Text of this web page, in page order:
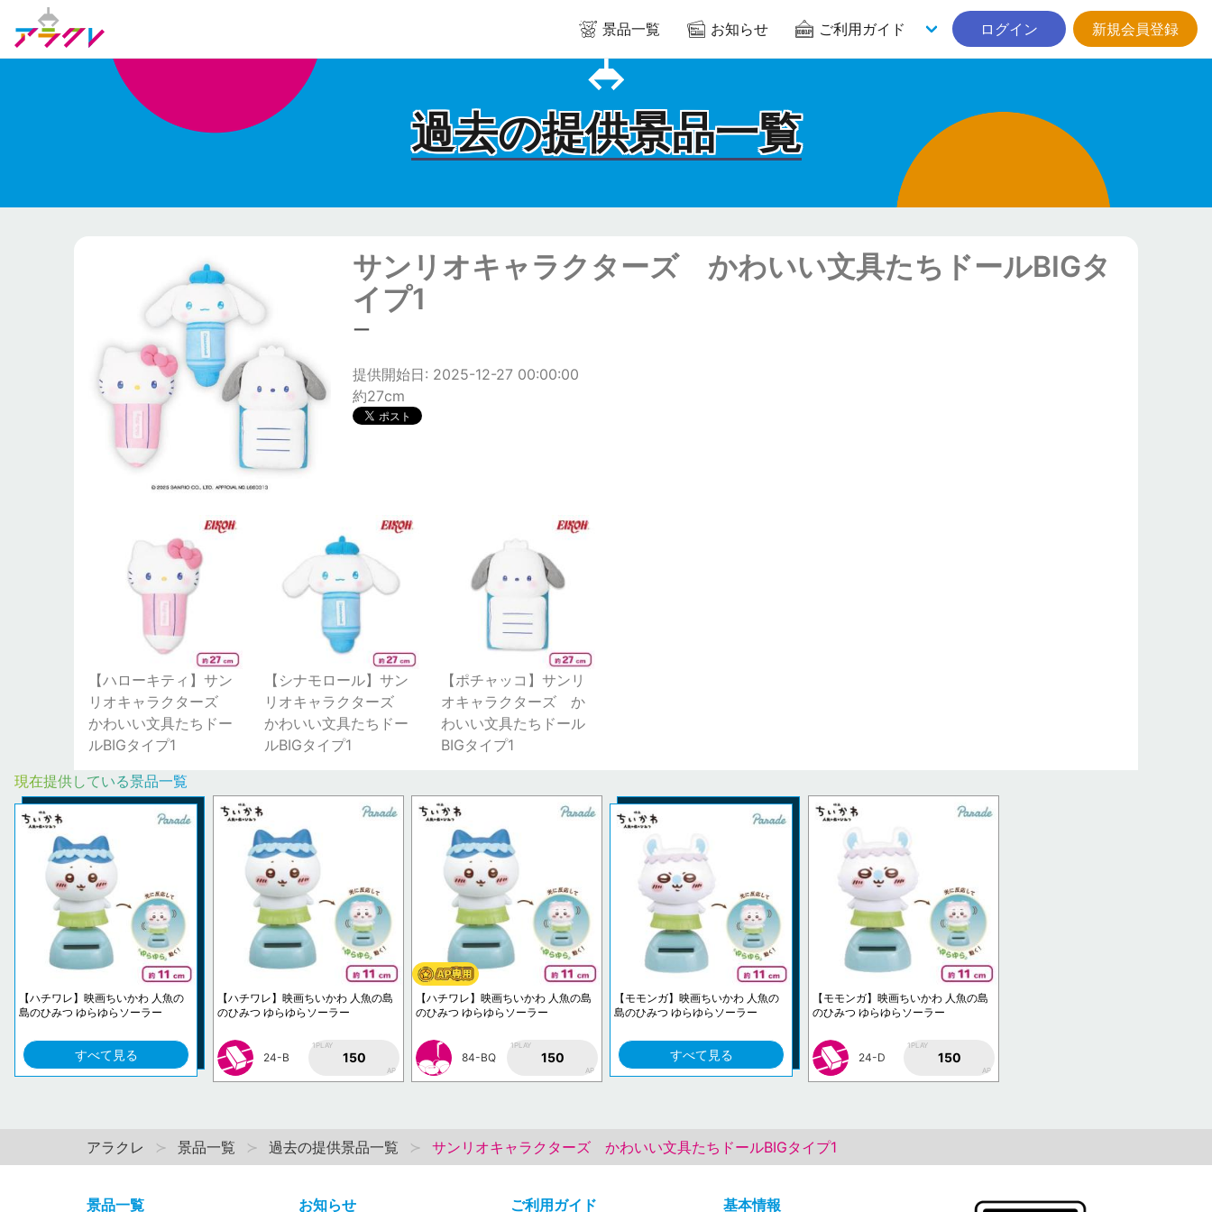
景品一覧 お知らせ ご利用ガイド ログイン 新規会員登録
過去の提供景品一覧
サンリオキャラクターズ かわいい文具たちドールBIGタ
イプ1
ー
提供開始日: 2025-12-27 00:00:00
約27cm
【ハローキティ】サン
リオキャラクターズ
かわいい文具たちドー
ルBIGタイプ1
【シナモロール】サン
リオキャラクターズ
かわいい文具たちドー
ルBIGタイプ1
【ポチャッコ】サンリ
オキャラクターズ か
わいい文具たちドール
BIGタイプ1
現在提供している景品一覧
【ハチワレ】映画ちいかわ 人魚の
島のひみつ ゆらゆらソーラー
すべて見る
【ハチワレ】映画ちいかわ 人魚の島
のひみつ ゆらゆらソーラー
24-B
1PLAY
150
AP
【ハチワレ】映画ちいかわ 人魚の島
のひみつ ゆらゆらソーラー
84-BQ
1PLAY
150
AP
【モモンガ】映画ちいかわ 人魚の
島のひみつ ゆらゆらソーラー
すべて見る
【モモンガ】映画ちいかわ 人魚の島
のひみつ ゆらゆらソーラー
24-D
1PLAY
150
AP
アラクレ 景品一覧 過去の提供景品一覧 サンリオキャラクターズ かわいい文具たちドールBIGタイプ1
景品一覧 お知らせ ご利用ガイド 基本情報